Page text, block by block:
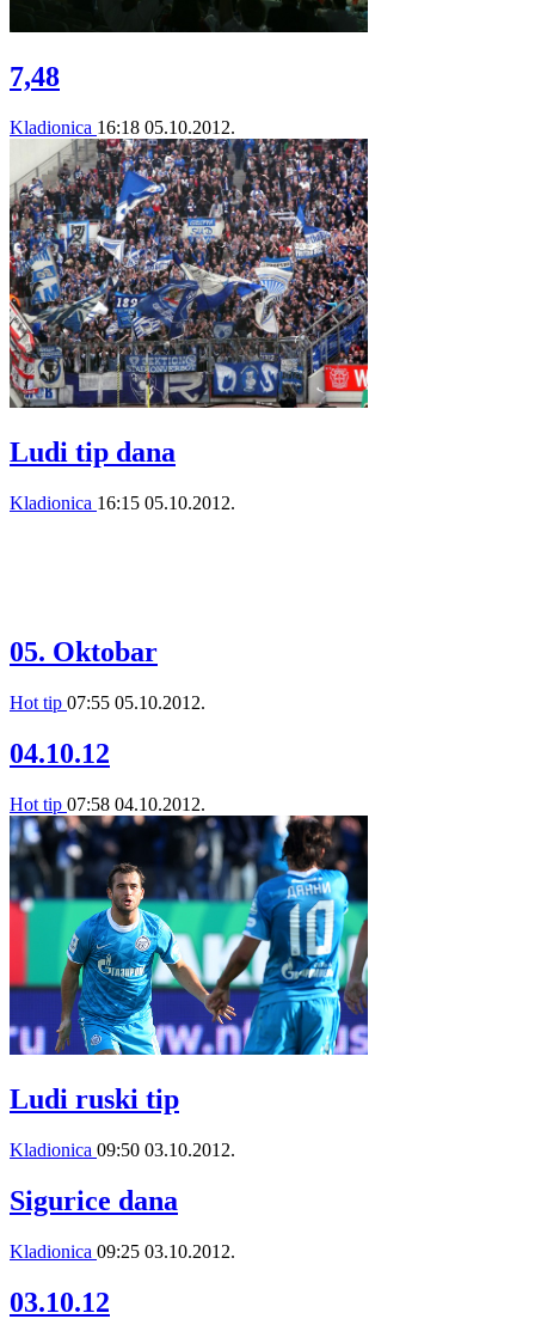
7,48
Kladionica 16:18 05.10.2012.
Ludi tip dana
Kladionica 16:15 05.10.2012.
05. Oktobar
Hot tip 07:55 05.10.2012.
04.10.12
Hot tip 07:58 04.10.2012.
Ludi ruski tip
Kladionica 09:50 03.10.2012.
Sigurice dana
Kladionica 09:25 03.10.2012.
03.10.12